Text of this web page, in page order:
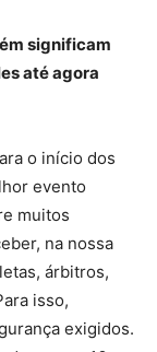
significam
até agora
o início dos
evento
muitos
na nossa
árbitros,
isso,
exigidos.